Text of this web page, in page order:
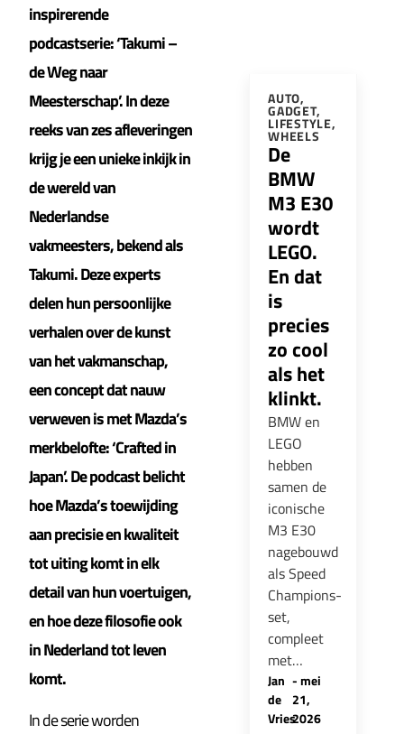
inspirerende
podcastserie: ‘Takumi –
de Weg naar
Meesterschap’. In deze
reeks van zes afleveringen
krijg je een unieke inkijk in
de wereld van
Nederlandse
vakmeesters, bekend als
Takumi. Deze experts
delen hun persoonlijke
verhalen over de kunst
van het vakmanschap,
een concept dat nauw
verweven is met Mazda’s
merkbelofte: ‘Crafted in
Japan’. De podcast belicht
hoe Mazda’s toewijding
aan precisie en kwaliteit
tot uiting komt in elk
detail van hun voertuigen,
en hoe deze filosofie ook
in Nederland tot leven
komt.
In de serie worden
AUTO,
GADGET,
LIFESTYLE,
WHEELS
De
BMW
M3 E30
wordt
LEGO.
En dat
is
precies
zo cool
als het
klinkt.
BMW en
LEGO
hebben
samen de
iconische
M3 E30
nagebouwd
als Speed
Champions-
set,
compleet
met…
Jan
de
Vries
-mei
21,
2026